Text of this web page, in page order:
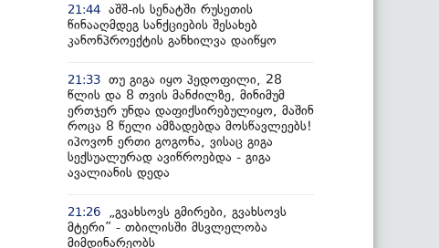
21:44 აშშ-ის სენატში რუსეთის
წინააღმდეგ სანქციების შესახებ
კანონპროექტის განხილვა დაიწყო
21:33 თუ გიგა იყო პედოფილი, 28
წლის და 8 თვის მანძილზე, მინიმუმ
ერთჯერ უნდა დაფიქსირებულიყო, მაშინ
როცა 8 წელი ამზადებდა მოსწავლეებს!
იპოვონ ერთი გოგონა, ვისაც გიგა
სექსუალურად ავიწროებდა - გიგა
ავალიანის დედა
21:26
„გვახსოვს გმირები, გვახსოვს
მტერი” - თბილისში მსვლელობა
მიმდინარეობს